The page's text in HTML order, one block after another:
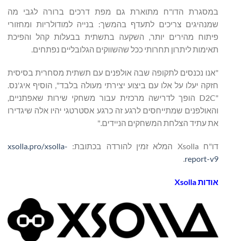
במסגרת הדו"ח מתוארת גם מפת דרכים ברורה לגבי מה
שמנהיגים צריכים לתעדף בהמשך: בנייה למודולריות ומחזורי
פיתוח מהירים יותר, השקעה בתשתית בבעלות קהל והפיכת
תאימות ליתרון תחרותי ככל שהשווקים הגלובליים נפתחים.
"אנו נכנסים לתקופה שבה אולפנים עם תשתית מסחרית בסיסית
חזקה יעלו על אלו עם ביצוע יצירתי מעולה בלבד", הוסיף איג'נס.
"D2C הופך לדרישה מרכזית עבור משחקי שירות שאפתניים,
והאולפנים שמתייחסים לרגע זה כרגע אסטרטגי יהיו אלה שיגדירו
את עתיד הצלחת המשחקים הניידים."
דו"ח Xsolla המלא זמין להורדה בכתובת:
xsolla.pro/xsolla-
report-v9
.
אודותXsolla